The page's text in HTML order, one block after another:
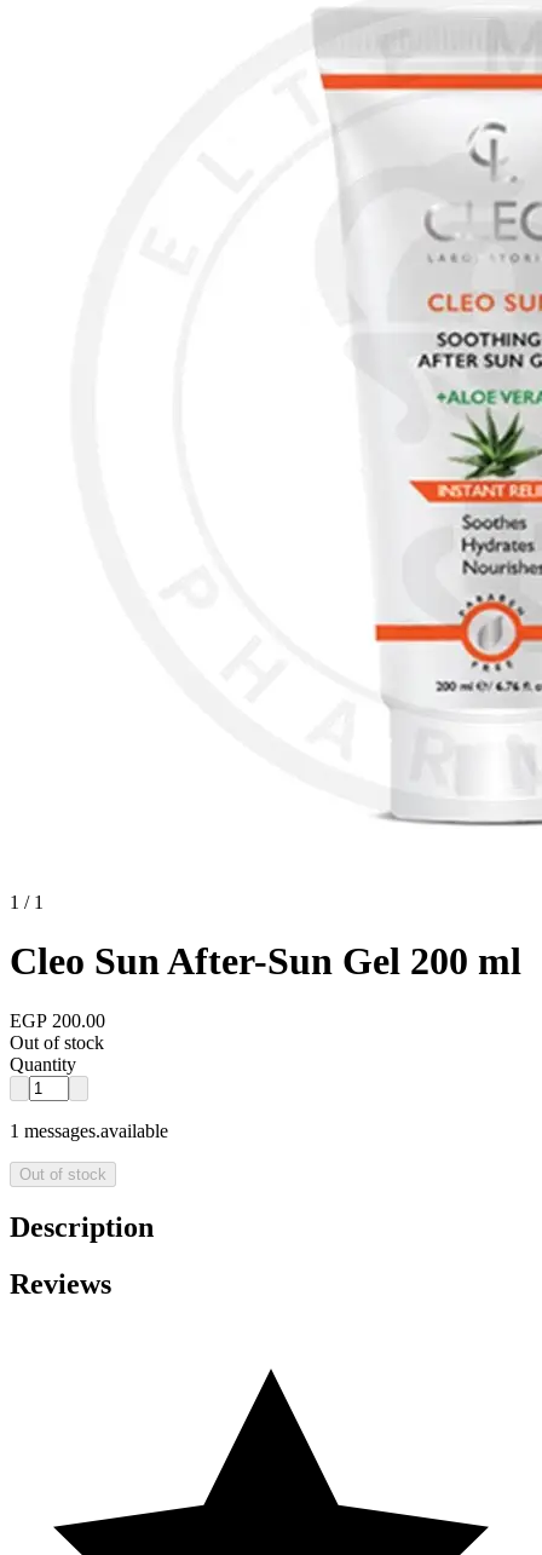
1 / 1
Cleo Sun After-Sun Gel 200 ml
EGP 200.00
Out of stock
Quantity
1 messages.available
Out of stock
Description
Reviews